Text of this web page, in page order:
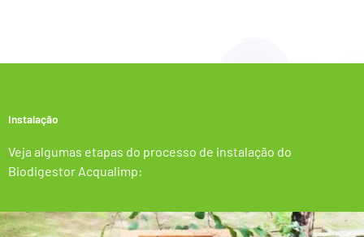
Instalação
Veja algumas etapas do processo de instalação do
Biodigestor Acqualimp: